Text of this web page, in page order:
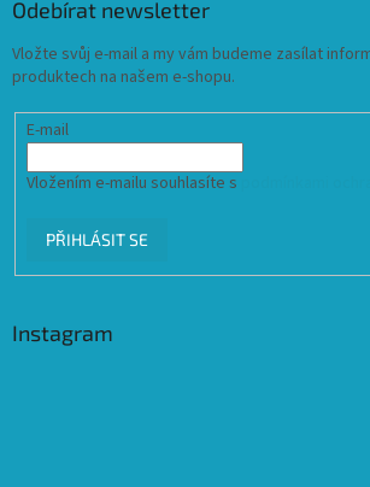
Odebírat newsletter
Vložte svůj e-mail a my vám budeme zasílat
produktech na našem e-shopu.
E-mail
Vložením e-mailu souhlasíte s
PŘIHLÁSIT SE
Instagram